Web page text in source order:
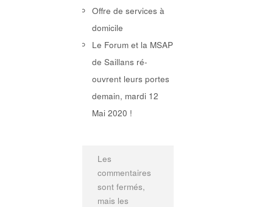
Offre de services à
domicile
Le Forum et la MSAP
de Saillans ré-
ouvrent leurs portes
demain, mardi 12
Mai 2020 !
Les
commentaires
sont fermés,
mais les